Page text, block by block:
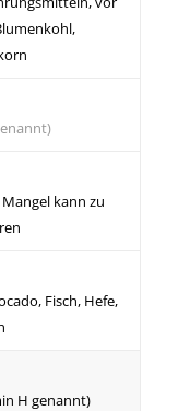
kann zu
Fisch, Hefe,
H genannt)